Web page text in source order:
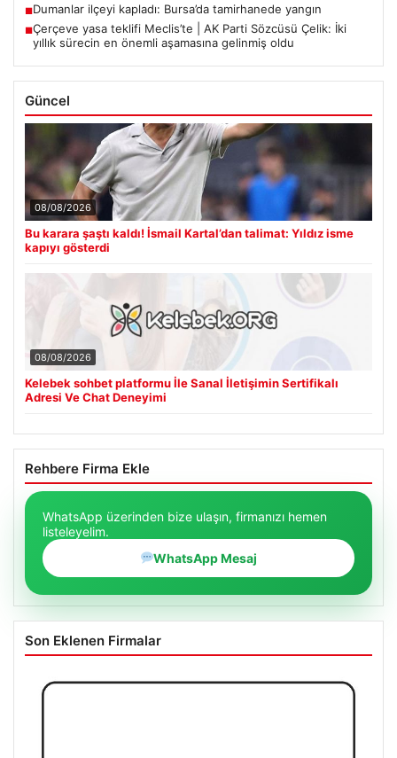
■Dumanlar ilçeyi kapladı: Bursa’da tamirhanede yangın
■Çerçeve yasa teklifi Meclis’te | AK Parti Sözcüsü Çelik: İki
yıllık sürecin en önemli aşamasına gelinmiş oldu
Güncel
08/08/2026
Bu karara şaştı kaldı! İsmail Kartal’dan talimat: Yıldız isme
kapıyı gösterdi
08/08/2026
Kelebek sohbet platformu İle Sanal İletişimin Sertifikalı
Adresi Ve Chat Deneyimi
Rehbere Firma Ekle
WhatsApp üzerinden bize ulaşın, firmanızı hemen
listeleyelim.
WhatsApp Mesaj
Son Eklenen Firmalar